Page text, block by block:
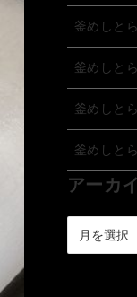
釜めしと
釜めしと
釜めしと
釜めしと
アーカ